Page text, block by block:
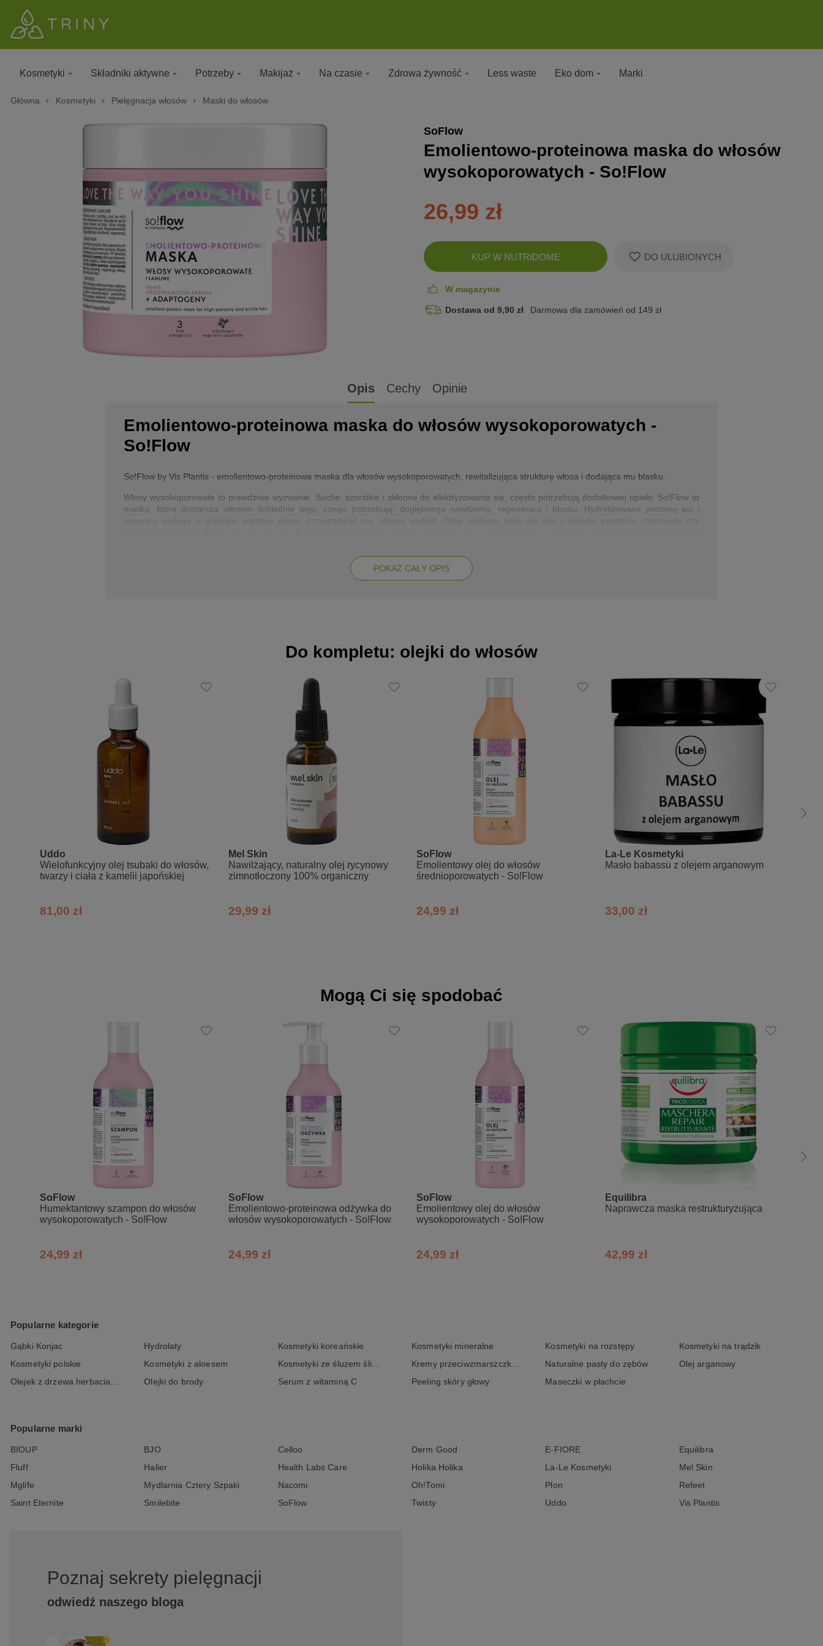
Kosmetyki Składniki aktywne Potrzeby Makijaż Na czasie Zdrowa żywność Less waste Eko dom Marki
Główna Kosmetyki Pielęgnacja włosów Maski do włosów
SoFlow
Emolientowo-proteinowa maska do włosów
wysokoporowatych - So!Flow
26,99 zł
Zobacz
koszyk
KUP W NUTRIDOME DO ULUBIONYCH
W magazynie
Dostawa od 9,90 zł Darmowa dla zamówień od 149 zł
Opis Cechy Opinie
Emolientowo-proteinowa maska do włosów wysokoporowatych -
So!Flow
So!Flow by Vis Plantis - emolientowo-proteinowa maska dla włosów wysokoporowatych, rewitalizująca strukturę włosa i dodająca mu blasku.
Włosy wysokoporowate to prawdziwe wyzwanie. Suche, szorstkie i skłonne do elektryzowania się, często potrzebują dodatkowej opieki. So!Flow to
maska, która dostarcza włosom dokładnie tego, czego potrzebują: dogłębnego nawilżenia, regeneracji i blasku. Hydrolizowane proteiny soi i
ochrona przed szkodliwymi czynnikami zewnętrznymi
Zalety:
zaawansowana formuła: połączenie emolientów i protein dla optymalnej opieki
hydrolizowane proteiny soi i pszenicy przywracają włosom zdrowy wygląd
oleje z kiełków pszenicy, czarnuszki i siemienia lnianego dostarczają składników odżywczych
98% składników naturalnego pochodzenia
wąkrotka azjatycka dba o nawilżenie, elastyczność oraz odżywienie cebulek włosów
Sposób użycia:
Nanieś na umyte włosy, pozostaw na 20 minut. Spłucz wodą.
Aqua, Cetearyl Alcohol, Behenamidopropyl Dimethylamine, Centella Asiatica Extract, Triticum Vulgare Germ Oil, Nigella Sativa Seed Oil, Linum
Beta-Sitosterol, Squalene, Glycine Soja Oil, Behentrimonium Chloride, Cetrimonium Chloride, Lactic Acid, Undecane, Tridecane, Citric Acid, Parfum,
POKAŻ CAŁY OPIS
Do kompletu: olejki do włosów
Uddo
Wielofunkcyjny olej tsubaki do włosów,
twarzy i ciała z kamelii japońskiej
81,00 zł
Mel Skin
Nawilżający, naturalny olej rycynowy
zimnotłoczony 100% organiczny
29,99 zł
SoFlow
Emolientowy olej do włosów
średnioporowatych - So!Flow
24,99 zł
La-Le Kosmetyki
Masło babassu z olejem arganowym
33,00 zł
Mogą Ci się spodobać
SoFlow
Humektantowy szampon do włosów
wysokoporowatych - So!Flow
24,99 zł
SoFlow
Emolientowo-proteinowa odżywka do
włosów wysokoporowatych - So!Flow
24,99 zł
SoFlow
Emolientowy olej do włosów
wysokoporowatych - So!Flow
24,99 zł
Equilibra
Naprawcza maska restrukturyzująca
42,99 zł
Popularne kategorie
Gąbki Konjac Hydrolaty Kosmetyki koreańskie Kosmetyki mineralne Kosmetyki na rozstępy
Kosmetyki na trądzik
Kosmetyki polskie
Kosmetyki z aloesem Kosmetyki ze śluzem ślimaka Kremy przeciwzmarszczkowe Naturalne pasty do zębów
Olej arganowy
Olejek z drzewa herbacianego
Olejki do brody Serum z witaminą C Peeling skóry głowy Maseczki w płachcie
Popularne marki
BIOUP BJO Celloo Derm Good E-FIORE
Equilibra
Fluff
Halier Health Labs Care Holika Holika La-Le Kosmetyki
Mel Skin
Mglife
Mydlarnia Cztery Szpaki Nacomi Oh!Tomi Plon
Refeet
Saint Eternite
Smilebite SoFlow Twisty Uddo Vis Plantis
Poznaj sekrety pielęgnacji
odwiedź naszego bloga